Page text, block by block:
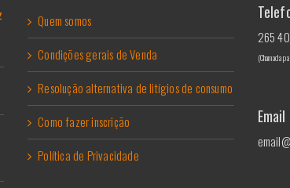
Quem somos
Condições gerais de Venda
Resolução alternativa de litígios de consumo
Como fazer inscrição
Política de Privacidade
265
(Chamada
Email